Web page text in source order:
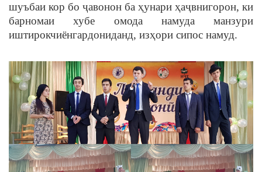
шуъбаи кор бо ҷавонон ба ҳунари ҳаҷвнигорон, ки
барномаи хубе омода намуда манзури
иштирокчиёнгардониданд, изҳори сипос намуд.